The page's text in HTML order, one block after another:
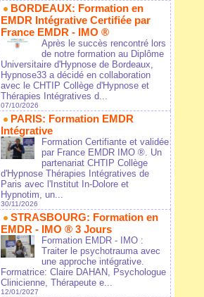
BORDEAUX: Formation en
EMDR Intégrative Certifiée par
France EMDR - IMO ®
Après le succès rencontré lors
de notre formation au Diplôme
Universitaire d'Hypnose de Bordeaux,
Hypnose33 a décidé en collaboration
avec le CHTIP Collège d'Hypnose et
Thérapies Intégratives d...
07/10/2026
PARIS: Formation EMDR
Intégrative
Formation Certifiante et validée
par France EMDR IMO ®. Un
partenariat CHTIP Collège
d'Hypnose Thérapies Intégratives de
Paris avec l'Institut In-Dolore et
Hypnotim, un...
30/11/2026
STRASBOURG: Formation en
EMDR - IMO ® 3 Jours
Formation EMDR - IMO :
Traiter le psychotrauma avec
une approche intégrative.
Formatrice: Claire DAHAN, Psychologue
Clinicienne, Thérapeute e...
12/01/2027